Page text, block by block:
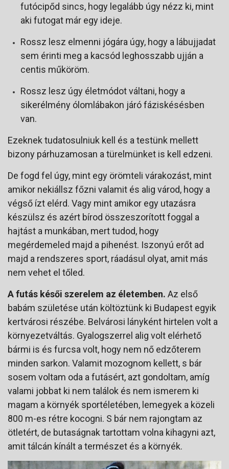
futócipőd sincs, hogy legalább úgy nézz ki, mint
aki futogat már egy ideje.
Rossz lesz elmenni jógára úgy, hogy a lábujjadat
sem érinti meg a kacsód leghosszabb ujján a
centis műköröm.
Rossz lesz úgy életmódot váltani, hogy a
sikerélmény ólomlábakon járó fáziskésésben
van.
Ezeknek tudatosulniuk kell és a testünk mellett
bizony párhuzamosan a türelmünket is kell edzeni.
De fogd fel úgy, mint egy örömteli várakozást, mint
amikor nekiállsz főzni valamit és alig várod, hogy a
végső ízt elérd. Vagy mint amikor egy utazásra
készülsz és azért bírod összeszorított foggal a
hajtást a munkában, mert tudod, hogy
megérdemeled majd a pihenést. Iszonyú erőt ad
majd a rendszeres sport, ráadásul olyat, amit más
nem vehet el tőled.
A futás késői szerelem az életemben. Az első
babám születése után költöztünk ki Budapest egyik
kertvárosi részébe. Belvárosi lányként hirtelen volt a
környezetváltás. Gyalogszerrel alig volt elérhető
bármi is és furcsa volt, hogy nem nő edzőterem
minden sarkon. Valamit mozognom kellett, s bár
sosem voltam oda a futásért, azt gondoltam, amíg
valami jobbat ki nem találok és nem ismerem ki
magam a környék sportéletében, lemegyek a közeli
800 m-es rétre kocogni. S bár nem rajongtam az
ötletért, de butaságnak tartottam volna kihagyni azt,
amit tálcán kínált a természet és a környék.